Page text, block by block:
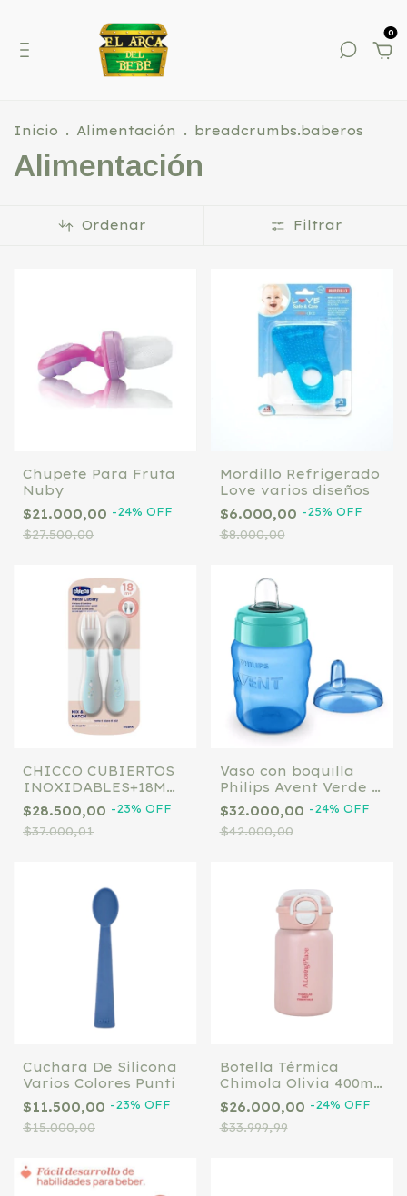
0
Inicio . Alimentación . breadcrumbs.baberos
Alimentación
Ordenar Filtrar
Chupete Para Fruta
Nuby
$21.000,00 -24% OFF
$27.500,00
Mordillo Refrigerado
Love varios diseños
$6.000,00 -25% OFF
$8.000,00
CHICCO CUBIERTOS
INOXIDABLES+18M
X2 CELESTE
$28.500,00 -23% OFF
$37.000,01
Vaso con boquilla
Philips Avent Verde y
Celeste 260ml 9m+
$32.000,00 -24% OFF
$42.000,00
Cuchara De Silicona
Varios Colores Punti
$11.500,00 -23% OFF
$15.000,00
Botella Térmica
Chimola Olivia 400ml
Con Tapa Y Sorbete
Bz74 Color Rosa
$26.000,00 -24% OFF
$33.999,99